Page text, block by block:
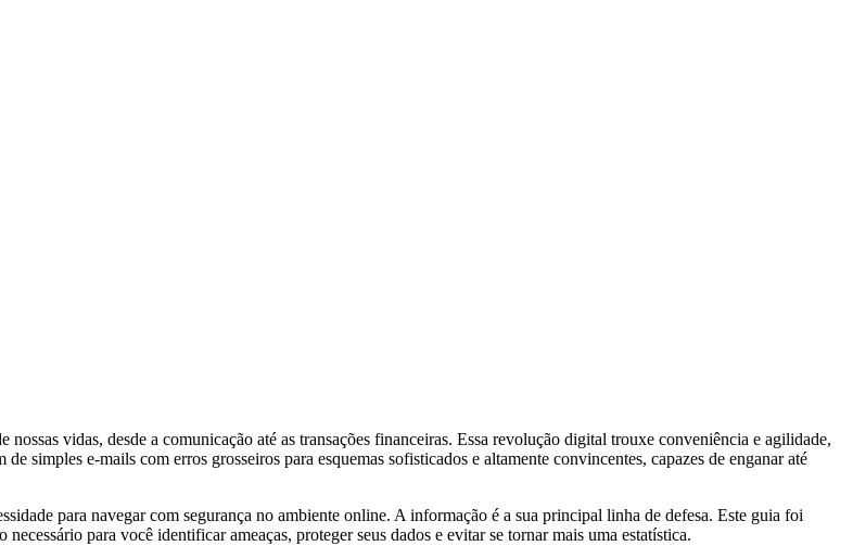
vidas, desde a comunicação até as transações financeiras. Essa revolução digital trouxe conveniência e agilidade,
de simples e-mails com erros grosseiros para esquemas sofisticados e altamente convincentes, capazes de enganar até
para navegar com segurança no ambiente online. A informação é a sua principal linha de defesa. Este guia foi
para você identificar ameaças, proteger seus dados e evitar se tornar mais uma estatística.